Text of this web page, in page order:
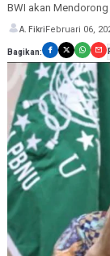
BWI akan
A. FikriFebruari 06,
Bagikan: